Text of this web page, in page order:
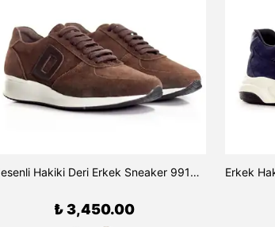
D desenli Hakiki Deri Erkek Sneaker 9910 - Kahve
₺ 3,450.00